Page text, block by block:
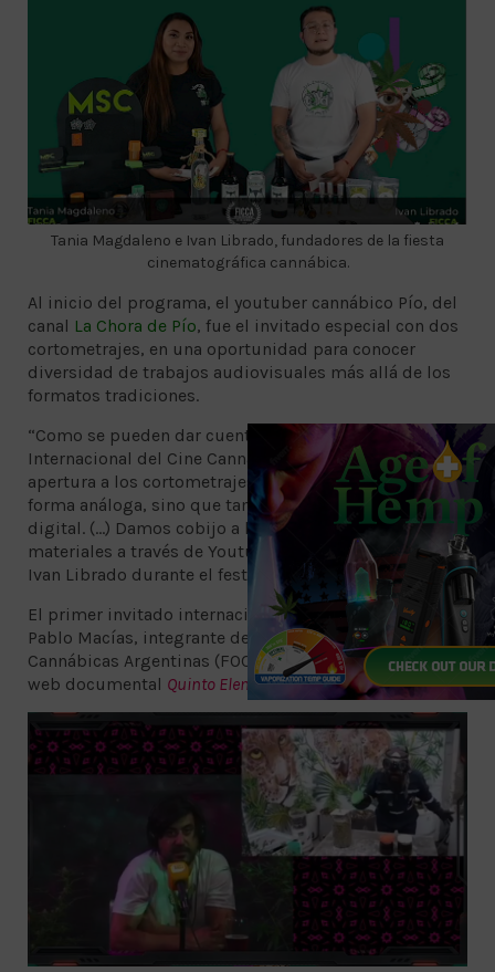
Tania Magdaleno e Ivan Librado, fundadores de la fiesta
cinematográfica cannábica.
Al inicio del programa, el youtuber cannábico Pío, del
canal La Chora de Pío, fue el invitado especial con dos
cortometrajes, en una oportunidad para conocer
diversidad de trabajos audiovisuales más allá de los
formatos tradiciones.
“Como se pueden dar cuenta, en el Festival
Internacional del Cine Cannábico, no solamente damos
apertura a los cortometrajes o a la producción de
forma análoga, sino que también nos vamos a la parte
digital. (...) Damos cobijo a la gente que realiza
materiales a través de Youtube e internet”, mencionó
Ivan Librado durante el festival.
El primer invitado internacional fue Argentina con
Pablo Macías, integrante del Frente de Organizaciones
Cannábicas Argentinas (FOCA) y productor de la serie
web documental Quinto Elemento.